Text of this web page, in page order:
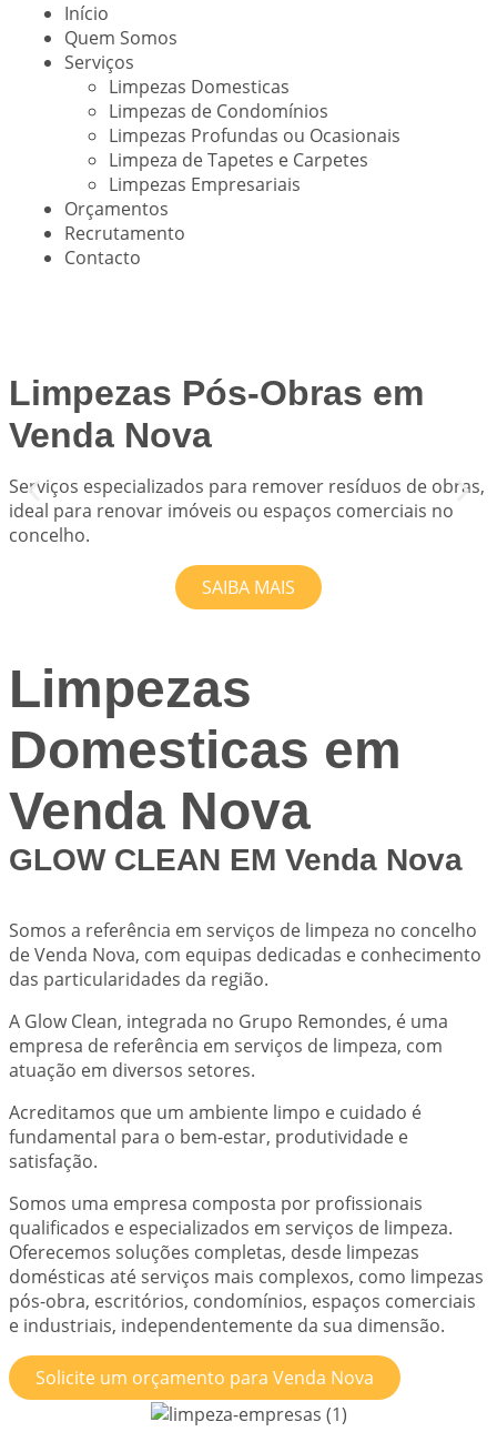
Início
Quem Somos
Serviços
Limpezas Domesticas
Limpezas de Condomínios
Limpezas Profundas ou Ocasionais
Limpeza de Tapetes e Carpetes
Limpezas Empresariais
Orçamentos
Recrutamento
Contacto
Limpezas Pós-Obras em
Venda Nova
Serviços especializados para remover resíduos de obras,
ideal para renovar imóveis ou espaços comerciais no
concelho.
SAIBA MAIS
Limpezas
Domesticas em
Venda Nova
GLOW CLEAN EM Venda Nova
Somos a referência em serviços de limpeza no concelho
de Venda Nova, com equipas dedicadas e conhecimento
das particularidades da região.
A Glow Clean, integrada no Grupo Remondes, é uma
empresa de referência em serviços de limpeza, com
atuação em diversos setores.
Acreditamos que um ambiente limpo e cuidado é
fundamental para o bem-estar, produtividade e
satisfação.
Somos uma empresa composta por profissionais
qualificados e especializados em serviços de limpeza.
Oferecemos soluções completas, desde limpezas
domésticas até serviços mais complexos, como limpezas
pós-obra, escritórios, condomínios, espaços comerciais
e industriais, independentemente da sua dimensão.
Solicite um orçamento para Venda Nova